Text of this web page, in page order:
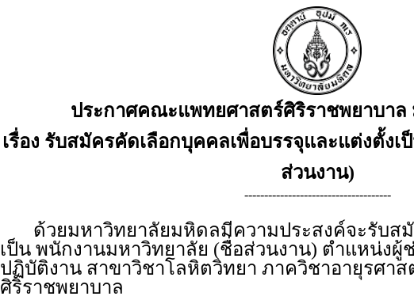
ประกาศคณะแพทยศาสตร์ศิริราชพยาบา
เรื่อง รับสมัครคัดเลือกบุคคลเพื่อบรรจุและแต่งตั้ง
ส่วนงาน)
-------------------------------------
ด้วยมหาวิทยาลัยมหิดลมีความประสงค์จะรับสมั
เป็น พนักงานมหาวิทยาลัย (ชื่อส่วนงาน) ตำแหน่งผู้
ปฏิบัติงาน สาขาวิชาโลหิตวิทยา ภาควิชาอายุรศา
ศิริราชพยาบาล